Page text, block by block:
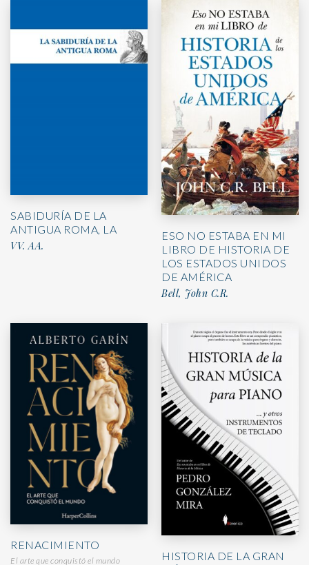
SABIDURÍA DE LA
ANTIGUA ROMA, LA
VV. AA.
ESO NO ESTABA EN MI
LIBRO DE HISTORIA DE
LOS ESTADOS UNIDOS
DE AMÉRICA
Bell, John C.R.
RENACIMIENTO
El arte que conquistó el mundo
HISTORIA DE LA GRAN